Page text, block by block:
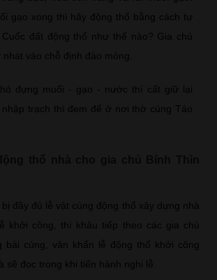
gạo xong thì hãy động thổ bằng cách tự
đất động thổ như thế nào? Gia chủ
vào chỗ định đào móng.
đựng muối - gạo - nước thì cất giữ lại
nhập trạch thì đem để ở nơi thờ cúng Táo
đầy đủ lễ vật cúng động thổ xây dựng nhà
khởi công, thì khâu tiếp theo các gia chủ
bài cúng, văn khấn lễ động thổ khởi công
sẽ đọc trong khi tiến hành nghi lễ.